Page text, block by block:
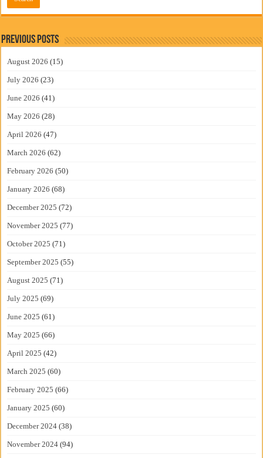
Previous Posts
August 2026 (15)
July 2026 (23)
June 2026 (41)
May 2026 (28)
April 2026 (47)
March 2026 (62)
February 2026 (50)
January 2026 (68)
December 2025 (72)
November 2025 (77)
October 2025 (71)
September 2025 (55)
August 2025 (71)
July 2025 (69)
June 2025 (61)
May 2025 (66)
April 2025 (42)
March 2025 (60)
February 2025 (66)
January 2025 (60)
December 2024 (38)
November 2024 (94)